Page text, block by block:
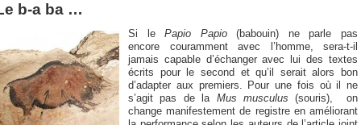
b-a ba …
Si lePapio Papio(babouin) ne parle pas
encore couramment avec l’homme, sera-t-il
jamais capable d’échanger avec lui des textes
écrits pour le second et qu’il serait alors bon
d’adapter aux premiers. Pour une fois où il ne
s’agit pas de la Mus musculus (souris), on
change manifestement de registre en améliorant